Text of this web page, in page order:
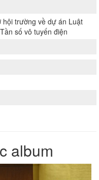
hội trường về dự án Luật
số vô tuyến điện
album